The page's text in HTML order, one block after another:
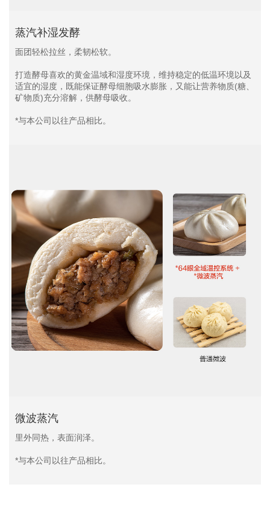
蒸汽补湿发酵
面团轻松拉丝，柔韧松软。
打造酵母喜欢的黄金温域和湿度环境，维持稳定的低温环境以及
适宜的湿度，既能保证酵母细胞吸水膨胀，又能让营养物质(糖、
矿物质)充分溶解，供酵母吸收。
*与本公司以往产品相比。
微波蒸汽
里外同热，表面润泽。
*与本公司以往产品相比。